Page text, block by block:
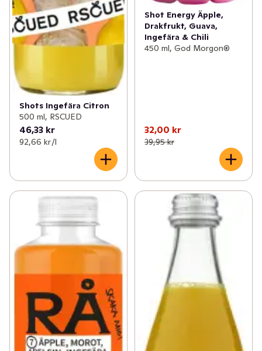
Shots Ingefära Citron
500 ml, RSCUED
46,33 kr
92,66 kr /l
Shot Energy Äpple,
Drakfrukt, Guava,
Ingefära & Chili
450 ml, God Morgon®
32,00 kr
39,95 kr